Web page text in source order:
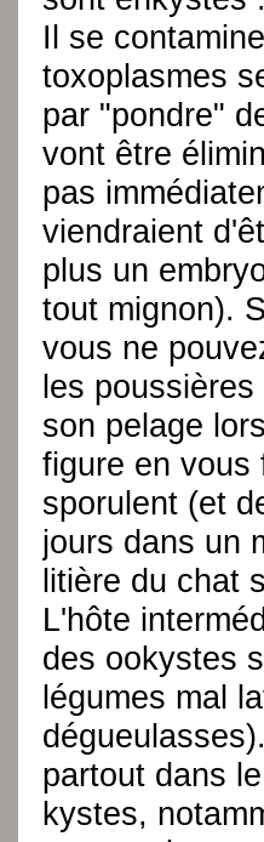
Il se
toxoplasmes
par "pondre"
vont être
pas
viendraient
plus un
tout mignon).
vous ne
les
son pelage
figure en vous
sporulent (et
jours dans un
litière du chat
L'hôte
des ookystes
légumes mal
partout dans
kystes,